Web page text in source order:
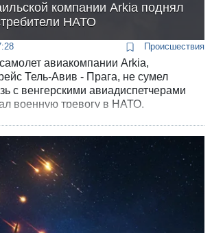
компании Arkia поднял
НАТО
Происшествия
авиакомпании Arkia,
Тель-Авив - Прага, не сумел
с венгерскими авиадиспетчерами
военную тревогу в НАТО.